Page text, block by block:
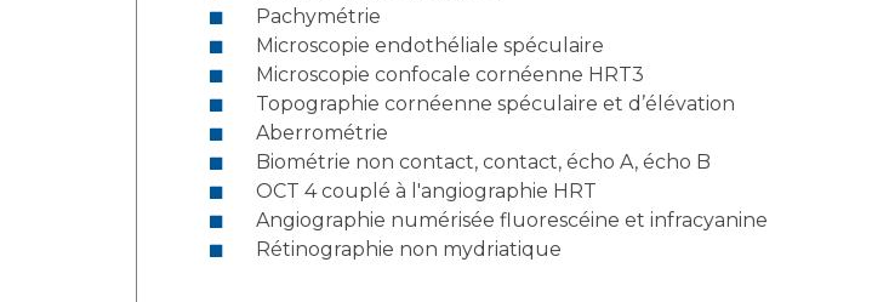
Pachymétrie
Microscopie endothéliale spéculaire
Microscopie confocale cornéenne HRT3
Topographie cornéenne spéculaire et d’élévation
Aberrométrie
Biométrie non contact, contact, écho A, écho B
OCT 4 couplé à l'angiographie HRT
Angiographie numérisée fluorescéine et infracyanine
Rétinographie non mydriatique